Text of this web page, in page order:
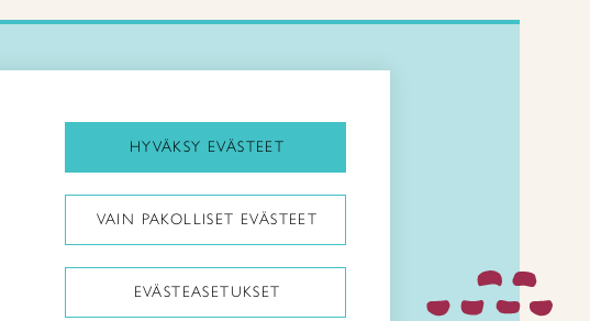
Kirjaudu Taitocampukseen
Taitoliitto:
Taito-lehti:
HYVÄKSY EVÄSTEET
VAIN PAKOLLISET EVÄSTEET
EVÄSTEASETUKSET